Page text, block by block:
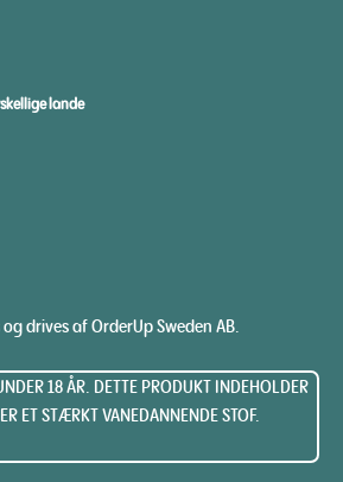
lande
drives af OrderUp Sweden AB.
18 ÅR. DETTE PRODUKT INDEHOLDER
ET STÆRKT VANEDANNENDE STOF.